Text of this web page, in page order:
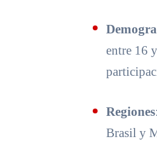
entre 16
Regiones
Brasil y